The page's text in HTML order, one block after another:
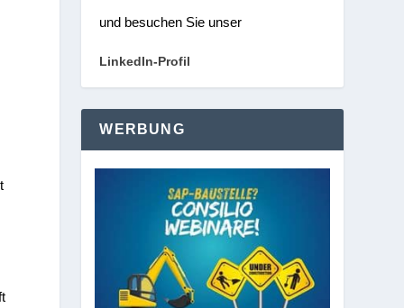
und besuchen Sie unser
LinkedIn-Profil
WERBUNG